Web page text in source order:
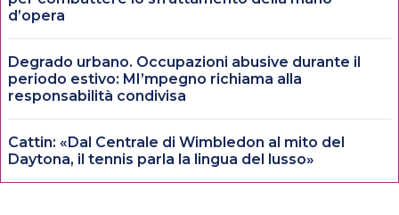
d’opera
Degrado urbano. Occupazioni abusive durante il
periodo estivo: MI’mpegno richiama alla
responsabilità condivisa
Cattin: «Dal Centrale di Wimbledon al mito del
Daytona, il tennis parla la lingua del lusso»